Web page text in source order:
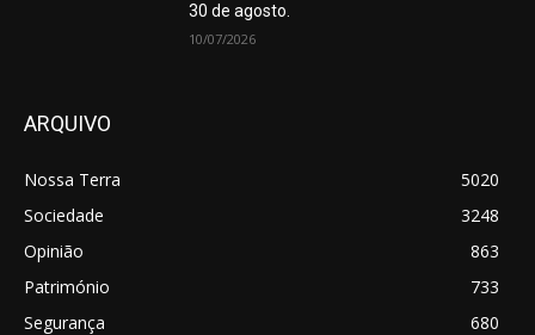
30 de agosto.
10/07/2026
ARQUIVO
Nossa Terra
5020
Sociedade
3248
Opinião
863
Património
733
Segurança
680